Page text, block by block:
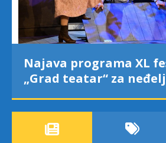
Najava programa XL
„Grad teatar“ za